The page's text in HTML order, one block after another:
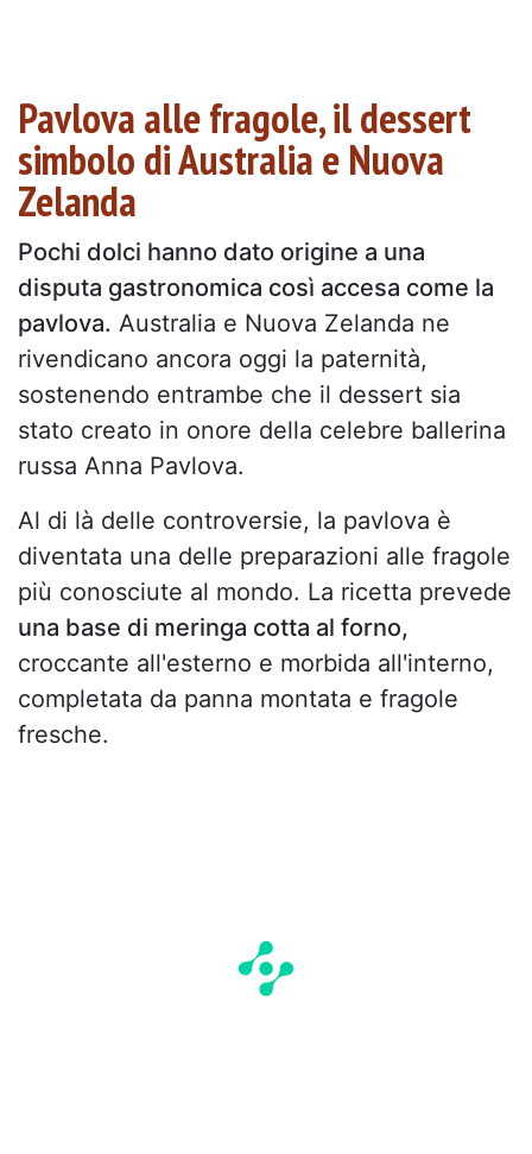
Pavlova alle fragole, il dessert
simbolo di Australia e Nuova
Zelanda
Pochi dolci hanno dato origine a una
disputa gastronomica così accesa come la
pavlova. Australia e Nuova Zelanda ne
rivendicano ancora oggi la paternità,
sostenendo entrambe che il dessert sia
stato creato in onore della celebre ballerina
russa Anna Pavlova.
Al di là delle controversie, la pavlova è
diventata una delle preparazioni alle fragole
più conosciute al mondo. La ricetta prevede
una base di meringa cotta al forno,
croccante all'esterno e morbida all'interno,
completata da panna montata e fragole
fresche.